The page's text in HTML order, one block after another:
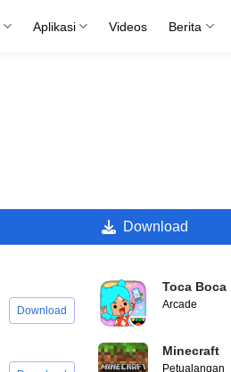
Aplikasi Videos Berita
Download
Download
Toca Boca
Arcade
Minecraft
Petualangan